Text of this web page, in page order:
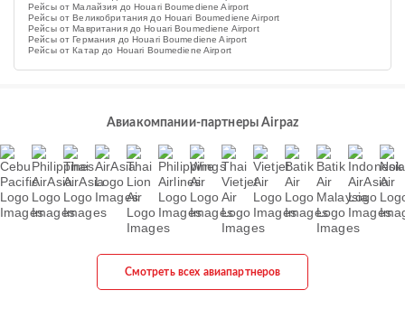
Рейсы от Малайзия до Houari Boumediene Airport
Рейсы от Великобритания до Houari Boumediene Airport
Рейсы от Мавритания до Houari Boumediene Airport
Рейсы от Германия до Houari Boumediene Airport
Рейсы от Катар до Houari Boumediene Airport
Авиакомпании-партнеры Airpaz
Смотреть всех авиапартнеров